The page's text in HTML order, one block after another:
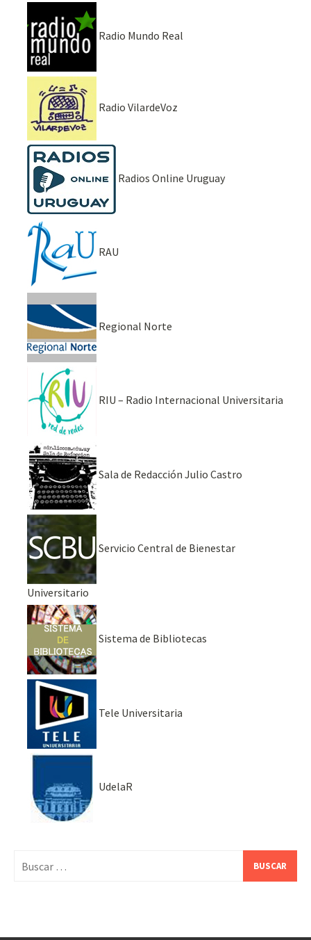
Radio Mundo Real
Radio VilardeVoz
Radios Online Uruguay
RAU
Regional Norte
RIU – Radio Internacional Universitaria
Sala de Redacción Julio Castro
Servicio Central de Bienestar
Universitario
Sistema de Bibliotecas
Tele Universitaria
UdelaR